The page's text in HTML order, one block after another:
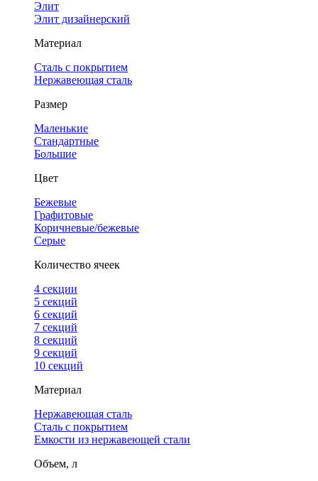
Элит
Элит дизайнерский
Материал
Сталь с покрытием
Нержавеющая сталь
Размер
Маленькие
Стандартные
Большие
Цвет
Бежевые
Графитовые
Коричневые/бежевые
Серые
Количество ячеек
4 cекции
5 секций
6 секций
7 секций
8 секций
9 секций
10 секций
Материал
Нержавеющая сталь
Сталь с покрытием
Емкости из нержавеющей стали
Объем, л